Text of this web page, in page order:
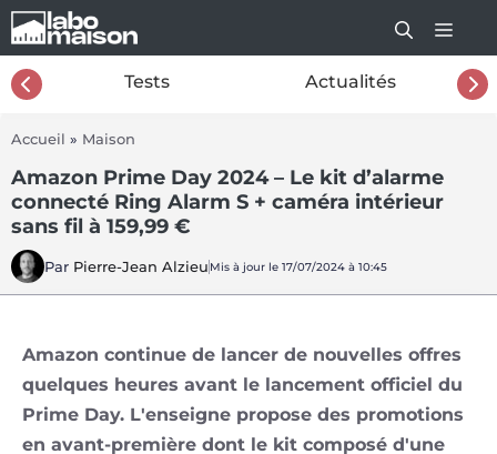
Aller
au
contenu
Tests Actualités
Accueil » Maison
Amazon Prime Day 2024 – Le kit d’alarme
connecté Ring Alarm S + caméra intérieur
sans fil à 159,99 €
Par Pierre-Jean Alzieu Mis à jour le 17/07/2024 à 10:45
Amazon continue de lancer de nouvelles offres
quelques heures avant le lancement officiel du
Prime Day. L'enseigne propose des promotions
en avant-première dont le kit composé d'une